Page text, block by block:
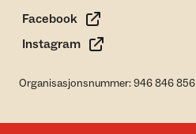
Facebook
Instagram
Organisasjonsnummer: 946 846 856